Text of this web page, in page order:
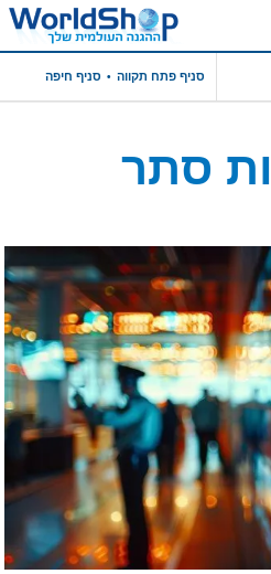
סניף פתח תקווה סניף חיפה
סתר